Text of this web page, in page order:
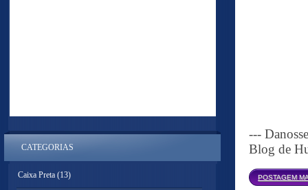
---
Blog de
POSTAGEM
CATEGORIAS
Caixa Preta (13)